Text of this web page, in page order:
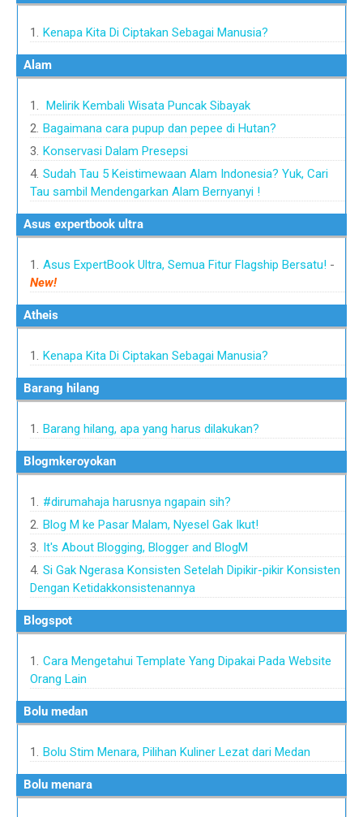
Kenapa Kita Di Ciptakan Sebagai Manusia?
alam
Melirik Kembali Wisata Puncak Sibayak
Bagaimana cara pupup dan pepee di Hutan?
Konservasi Dalam Presepsi
Sudah Tau 5 Keistimewaan Alam Indonesia? Yuk, Cari
Tau sambil Mendengarkan Alam Bernyanyi !
asus expertbook ultra
Asus ExpertBook Ultra, Semua Fitur Flagship Bersatu! -
New!
atheis
Kenapa Kita Di Ciptakan Sebagai Manusia?
barang hilang
Barang hilang, apa yang harus dilakukan?
blogmkeroyokan
#dirumahaja harusnya ngapain sih?
Blog M ke Pasar Malam, Nyesel Gak Ikut!
It's About Blogging, Blogger and BlogM
Si Gak Ngerasa Konsisten Setelah Dipikir-pikir Konsisten
Dengan Ketidakkonsistenannya
blogspot
Cara Mengetahui Template Yang Dipakai Pada Website
Orang Lain
bolu medan
Bolu Stim Menara, Pilihan Kuliner Lezat dari Medan
bolu menara